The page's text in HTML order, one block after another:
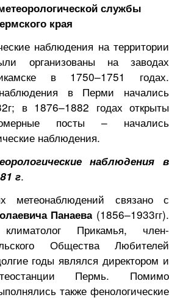
службы
края
наблюдения на территории
организованы на заводах
в 1750–1751 годах.
наблюдения в Перми начались
в 1876–1882 годах открыты
посты – начались
наблюдения.
наблюдения в
г.
метеонаблюдений связано с
Панаева (1856–1933гг).
Прикамья, член-
Общества Любителей
годы являлся директором и
Пермь. Помимо
также фенологические